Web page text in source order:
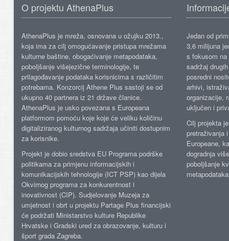
O projektu AthenaPlus
AthenaPlus je mreža, osnovana u ožujku 2013.,
koja ima za cilj omogućavanje pristupa mrežama
kulturne baštine, obogaćivanje metapodataka,
poboljšanje višejezične terminologije, te
prilagođavanje podataka korisnicima s različitim
potrebama. Konzorcij Athene Plus sastoji se od
ukupno 40 partnera iz 21 države članice.
AthenaPlus je usko povezana s Europeana
platformom pomoću koje koje će veliku količinu
digitaliziranog kulturnog sadržaja učiniti dostupnim
za korisnike.
Projekt je dobio sredstva EU Programa podrške
politikama za primjenu informacijskih i
komunikacijskih tehnologije (ICT PSP) kao dijela
Okvirnog programa za konkurentnost i
inovativnost (CIP). Sudjelovanje Muzeja za
umjetnost i obrt u projektu Partage Plus financijski
će podržati Ministarstvo kulture Republike
Hrvatske i Gradski ured za obrazovanje, kulturu i
šport grada Zagreba.
Jedan od
3,6 milijuna
s fokusom
sadržaj
posredni
arhivi,
organizacije,
uključen i
Cilj projekta
pretraživanja
Europeane,
dogradnja
poboljšanje